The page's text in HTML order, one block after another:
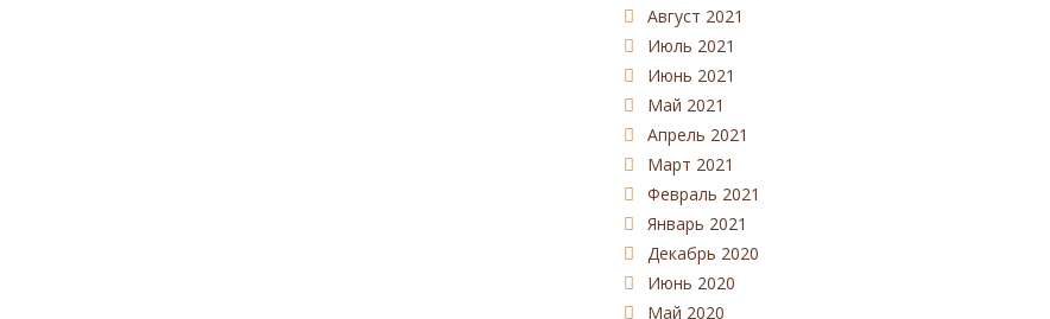
Август 2021
Июль 2021
Июнь 2021
Май 2021
Апрель 2021
Март 2021
Февраль 2021
Январь 2021
Декабрь 2020
Июнь 2020
Май 2020